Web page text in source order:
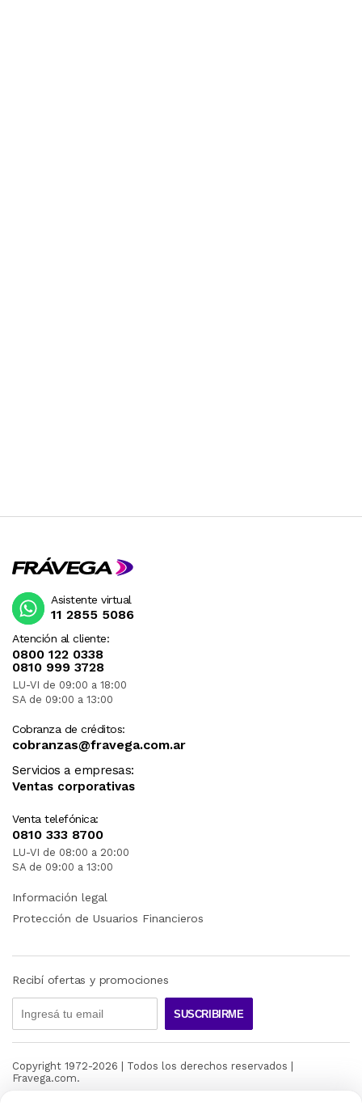
Atención al cliente:
0800 122 0338
0810 999 3728
LU-VI de 09:00 a 18:00
SA de 09:00 a 13:00
Cobranza de créditos:
cobranzas@fravega.com.ar
Servicios a empresas:
Ventas corporativas
Venta telefónica:
0810 333 8700
LU-VI de 08:00 a 20:00
SA de 09:00 a 13:00
Asistente virtual
11 2855 5086
Información legal
Protección de Usuarios Financieros
Recibí ofertas y promociones
SUSCRIBIRME
Copyright 1972-2026 | Todos los derechos reservados |
Fravega.com.